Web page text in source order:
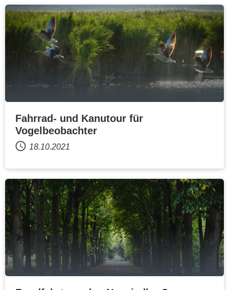
Fahrrad- und Kanutour für
Vogelbeobachter
18.10.2021